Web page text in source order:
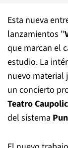
Esta nueva
lanzamientos "
que marcan el
estudio. La
nuevo material
un concierto
Teatro
del sistema